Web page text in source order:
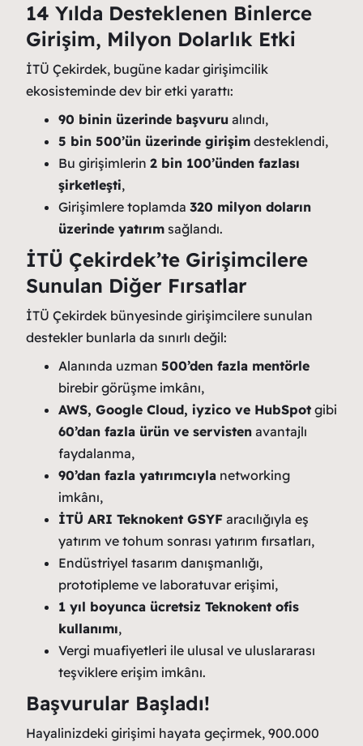
14 Yılda Desteklenen Binlerce
Girişim, Milyon Dolarlık Etki
İTÜ Çekirdek, bugüne kadar girişimcilik
ekosisteminde dev bir etki yarattı:
90 binin üzerinde başvuru alındı,
5 bin 500’ün üzerinde girişim desteklendi,
Bu girişimlerin 2 bin 100’ünden fazlası
şirketleşti,
Girişimlere toplamda 320 milyon doların
üzerinde yatırım sağlandı.
İTÜ Çekirdek’te Girişimcilere
Sunulan Diğer Fırsatlar
İTÜ Çekirdek bünyesinde girişimcilere sunulan
destekler bunlarla da sınırlı değil:
Alanında uzman 500’den fazla mentörle
birebir görüşme imkânı,
AWS, Google Cloud, iyzico ve HubSpot gibi
60’dan fazla ürün ve servisten avantajlı
faydalanma,
90’dan fazla yatırımcıyla networking
imkânı,
İTÜ ARI Teknokent GSYF aracılığıyla eş
yatırım ve tohum sonrası yatırım fırsatları,
Endüstriyel tasarım danışmanlığı,
prototipleme ve laboratuvar erişimi,
1 yıl boyunca ücretsiz Teknokent ofis
kullanımı,
Vergi muafiyetleri ile ulusal ve uluslararası
teşviklere erişim imkânı.
Başvurular Başladı!
Hayalinizdeki girişimi hayata geçirmek, 900.000